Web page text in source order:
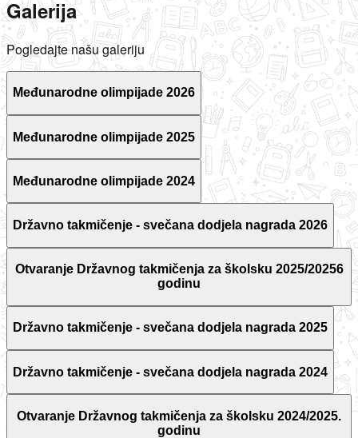
Galerija
Pogledajte našu galeriju
Međunarodne olimpijade 2026
Međunarodne olimpijade 2025
Međunarodne olimpijade 2024
Državno takmičenje - svečana dodjela nagrada 2026
Otvaranje Državnog takmičenja za školsku 2025/20256
godinu
Državno takmičenje - svečana dodjela nagrada 2025
Državno takmičenje - svečana dodjela nagrada 2024
Otvaranje Državnog takmičenja za školsku 2024/2025.
godinu